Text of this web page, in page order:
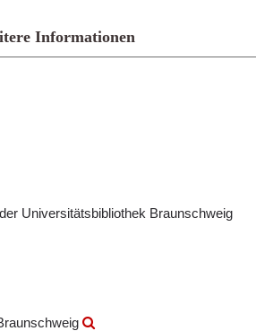
Informationen
Universitätsbibliothek Braunschweig